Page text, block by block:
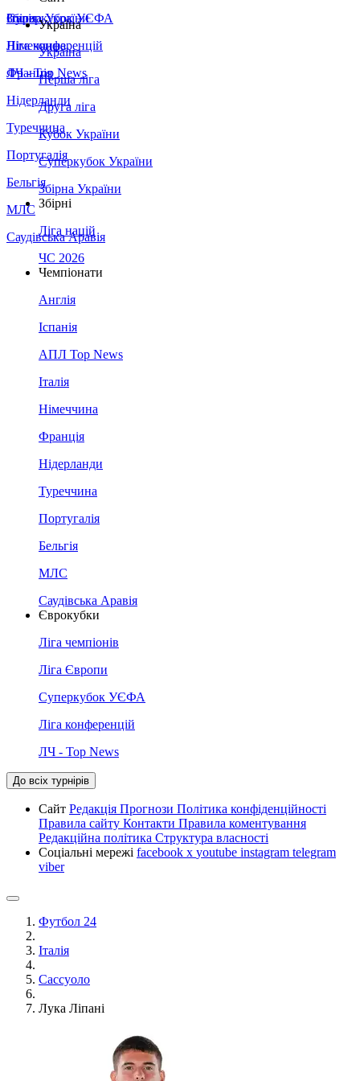
Збірна України
Італія
Німеччина
Франція
Нідерланди
Туреччина
Португалія
Бельгія
МЛС
Саудівська Аравія
Суперкубок УЄФА
Ліга конференцій
ЛЧ - Top News
Україна
Україна
Перша ліга
Друга ліга
Кубок України
Суперкубок України
Збірна України
Збірні
Ліга націй
ЧС 2026
Чемпіонати
Англія
Іспанія
АПЛ Top News
Італія
Німеччина
Франція
Нідерланди
Туреччина
Португалія
Бельгія
МЛС
Саудівська Аравія
Єврокубки
Ліга чемпіонів
Ліга Європи
Суперкубок УЄФА
Ліга конференцій
ЛЧ - Top News
До всіх турнірів
Сайт Редакція Прогнози Політика конфіденційності
Правила сайту Контакти Правила коментування
Редакційна політика Структура власності
Соціальні мережі facebook x youtube instagram telegram
viber
Футбол 24
Італія
Сассуоло
Лука Ліпані